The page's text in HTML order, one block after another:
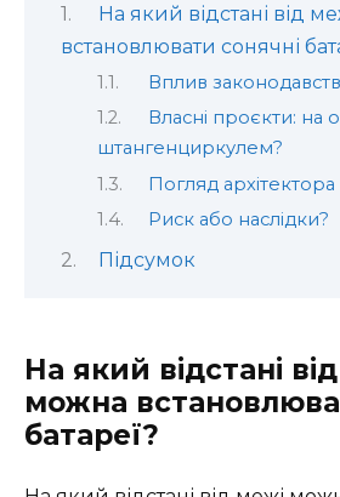
На який відстані від
встановлювати сонячні
Вплив
Власні проєкти: на
штангенциркулем?
Погляд архітектора
Риск або наслідки?
Підсумок
На який відстані
можна
батареї?